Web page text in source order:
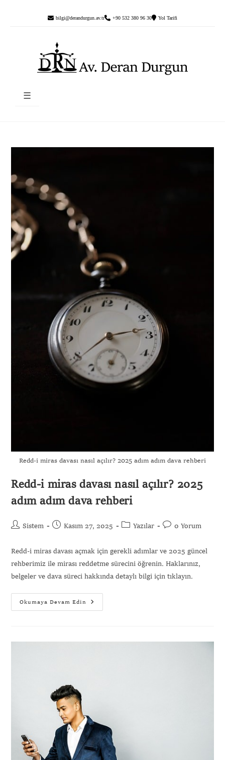
bilgi@derandurgun.av.tr +90 532 380 96 30 Yol Tarifi
☰
Redd-i miras davası nasıl açılır? 2025 adım adım dava rehberi
Redd-i miras davası nasıl açılır? 2025
adım adım dava rehberi
Sistem Kasım 27, 2025 Yazılar 0 Yorum
Redd-i miras davası açmak için gerekli adımlar ve 2025 güncel
rehberimiz ile mirası reddetme sürecini öğrenin. Haklarınız,
belgeler ve dava süreci hakkında detaylı bilgi için tıklayın.
Okumaya Devam Edin